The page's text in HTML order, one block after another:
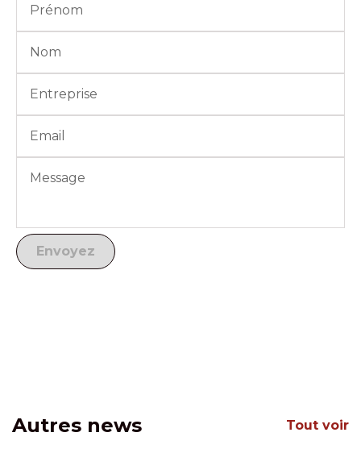
Autres news Tout voir